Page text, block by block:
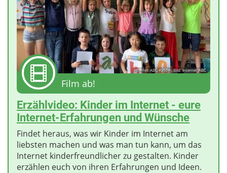
Internet-ABC-Kinder; Bild: Internet-ABC
Film ab!
Erzählvideo: Kinder im Internet - eure
Internet-Erfahrungen und Wünsche
Findet heraus, was wir Kinder im Internet am
liebsten machen und was man tun kann, um das
Internet kinderfreundlicher zu gestalten. Kinder
erzählen euch von ihren Erfahrungen und Ideen.